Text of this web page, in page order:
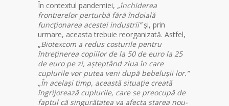
În contextul pandemiei, „închiderea
frontierelor perturbă fără îndoială
funcționarea acestei industrii”și, prin
urmare, aceasta trebuie reorganizată. Astfel,
„Biotexcom a redus costurile pentru
întreținerea copiilor de la 50 de euro la 25
de euro pe zi, așteptând ziua în care
cuplurile vor putea veni după bebelușii lor.”
„În același timp, această situație creată
îngrijorează cuplurile, care se preocupă de
faptul că singurătatea va afecta starea nou-